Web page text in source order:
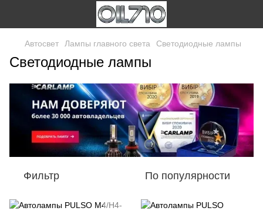
Автосвет Лампы главного света Светодиодные лампы
Светодиодные лампы
Фильтр По популярности